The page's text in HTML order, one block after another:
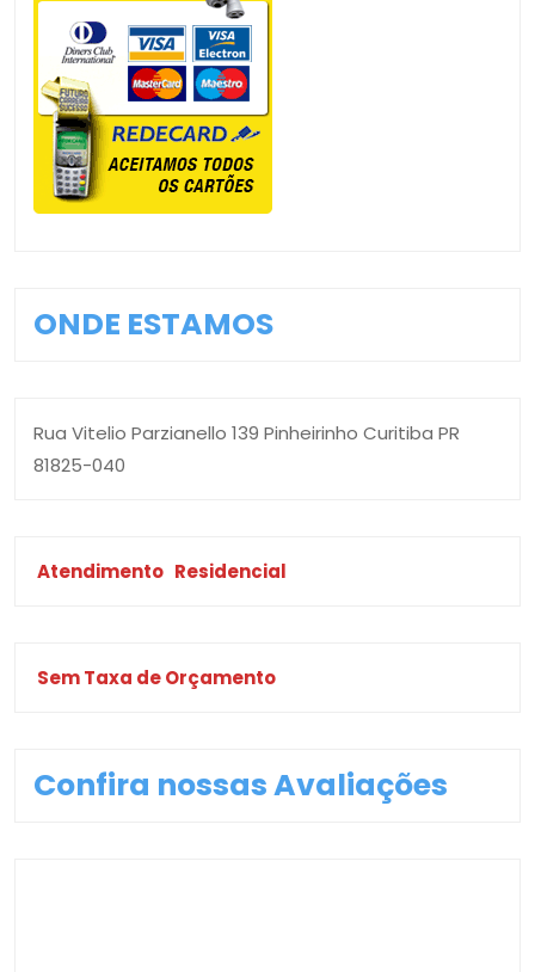
ONDE ESTAMOS
Rua Vitelio Parzianello 139 Pinheirinho Curitiba PR
81825-040
Atendimento Residencial
Sem Taxa de Orçamento
Confira nossas Avaliações